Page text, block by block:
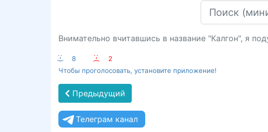
Внимательно вчитавшись в название "Калгон", я
:-) 8 :-(
2
Чтобы проголосовать, установите приложение!
Предыдущий
Телеграм канал